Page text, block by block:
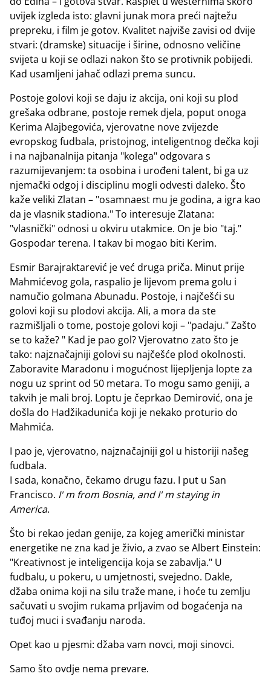
uvijek izgleda isto: glavni junak mora preći najtežu
prepreku, i film je gotov. Kvalitet najviše zavisi od dvije
stvari: (dramske) situacije i širine, odnosno veličine
svijeta u koji se odlazi nakon što se protivnik pobijedi.
Kad usamljeni jahač odlazi prema suncu.
Postoje golovi koji se daju iz akcija, oni koji su plod
grešaka odbrane, postoje remek djela, poput onoga
Kerima Alajbegovića, vjerovatne nove zvijezde
evropskog fudbala, pristojnog, inteligentnog dečka koji
i na najbanalnija pitanja "kolega" odgovara s
razumijevanjem: ta osobina i urođeni talent, bi ga uz
njemački odgoj i disciplinu mogli odvesti daleko. Što
kaže veliki Zlatan – "osamnaest mu je godina, a igra kao
da je vlasnik stadiona." To interesuje Zlatana:
"vlasnički" odnosi u okviru utakmice. On je bio "taj."
Gospodar terena. I takav bi mogao biti Kerim.
Esmir Barajraktarević je već druga priča. Minut prije
Mahmićevog gola, raspalio je lijevom prema golu i
namučio golmana Abunadu. Postoje, i najčešći su
golovi koji su plodovi akcija. Ali, a mora da ste
razmišljali o tome, postoje golovi koji – "padaju." Zašto
se to kaže? " Kad je pao gol? Vjerovatno zato što je
tako: najznačajniji golovi su najčešće plod okolnosti.
Zaboravite Maradonu i mogućnost lijepljenja lopte za
nogu uz sprint od 50 metara. To mogu samo geniji, a
takvih je mali broj. Loptu je čeprkao Demirović, ona je
došla do Hadžikadunića koji je nekako proturio do
Mahmića.
I pao je, vjerovatno, najznačajniji gol u historiji našeg
fudbala.
I sada, konačno, čekamo drugu fazu. I put u San
Francisco. I' m from Bosnia, and I' m staying in
America.
Što bi rekao jedan genije, za kojeg američki ministar
energetike ne zna kad je živio, a zvao se Albert Einstein:
"Kreativnost je inteligencija koja se zabavlja." U
fudbalu, u pokeru, u umjetnosti, svejedno. Dakle,
džaba onima koji na silu traže mane, i hoće tu zemlju
sačuvati u svojim rukama prljavim od bogaćenja na
tuđoj muci i svađanju naroda.
Opet kao u pjesmi: džaba vam novci, moji sinovci.
Samo što ovdje nema prevare.